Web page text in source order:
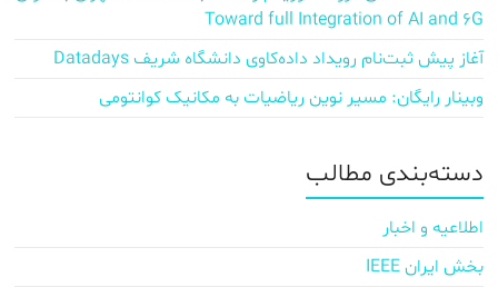
Toward full Integration of AI and 6G
آغاز پیش‌ ثبت‌نام رویداد داده‌کاوی دانشگاه شریف Datadays
وبینار رایگان: مسیر نوین ریاضیات به مکانیک کوانتومی
دسته‌بندی مطالب
اطلاعیه و اخبار
بخش ایران IEEE